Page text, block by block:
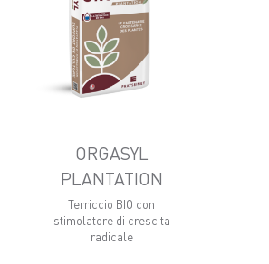
ORGASYL
PLANTATION
Terriccio BIO con
stimolatore di crescita
radicale